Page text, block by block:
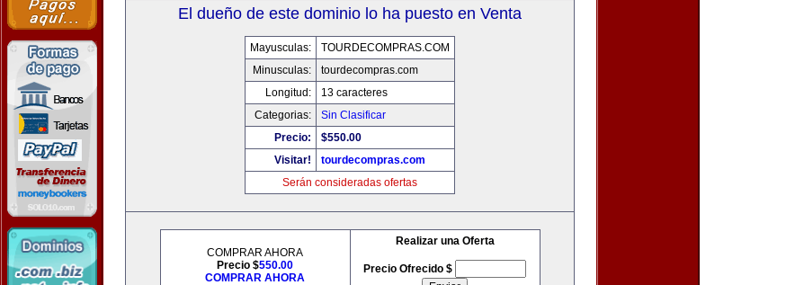
El dueño de este dominio lo ha puesto en Venta
Mayusculas:
TOURDECOMPRAS.COM
Minusculas:
tourdecompras.com
Longitud:
13 caracteres
Categorias:
Sin Clasificar
Precio:
$550.00
Visitar!
tourdecompras.com
Serán consideradas ofertas
COMPRAR AHORA
Precio $550.00
COMPRAR AHORA
Realizar una Oferta
Precio Ofrecido $